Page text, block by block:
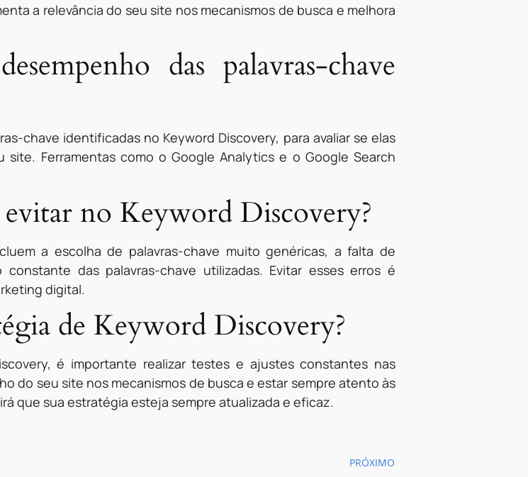
a relevância do seu site nos mecanismos de busca e melhora
das palavras-chave
chave identificadas no Keyword Discovery, para avaliar se elas
Ferramentas como o Google Analytics e o Google Search
evitar no Keyword Discovery?
a escolha de palavras-chave muito genéricas, a falta de
das palavras-chave utilizadas. Evitar esses erros é
digital.
de Keyword Discovery?
é importante realizar testes e ajustes constantes nas
do seu site nos mecanismos de busca e estar sempre atento às
que sua estratégia esteja sempre atualizada e eficaz.
PRÓXIMO